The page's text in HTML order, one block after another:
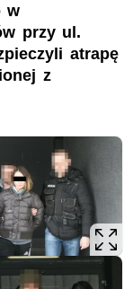
w
przy ul.
atrapę
z